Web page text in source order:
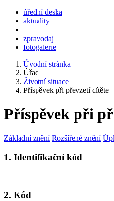
úřední deska
aktuality
zpravodaj
fotogalerie
Úvodní stránka
Úřad
Životní situace
Příspěvek při převzetí dítěte
Příspěvek při
Základní znění Rozšířené znění
1. Identifikační kód
2. Kód